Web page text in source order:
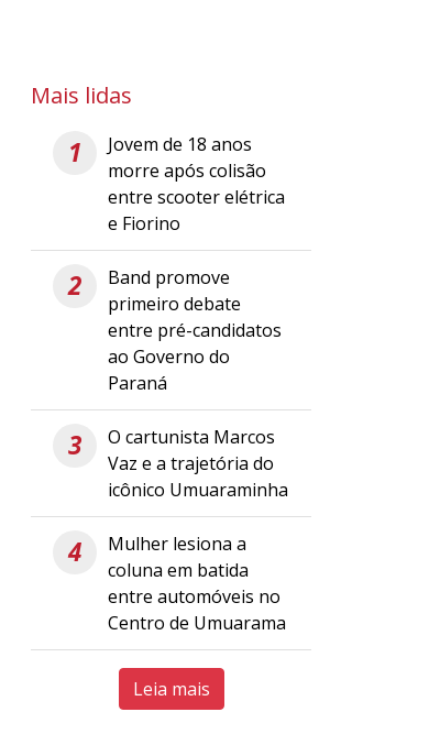
Mais lidas
1
Jovem de 18 anos
morre após colisão
entre scooter elétrica
e Fiorino
2
Band promove
primeiro debate
entre pré-candidatos
ao Governo do
Paraná
3
O cartunista Marcos
Vaz e a trajetória do
icônico Umuaraminha
4
Mulher lesiona a
coluna em batida
entre automóveis no
Centro de Umuarama
Leia mais